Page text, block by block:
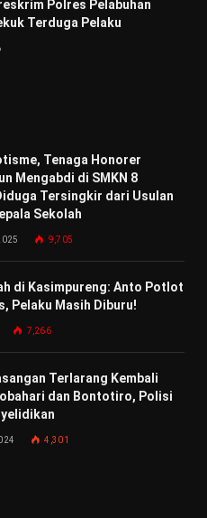
Polres Pelabuhan
Terduga Pelaku
Tenaga Honorer
Mengabdi di SMKN 8
Tersingkir dari Usulan
Sekolah
9,705
di Kasimpureng: Anto Potlot
Pelaku Masih Diburu!
7,266
Terlarang Kembali
dan Bontotiro, Polisi
4,301